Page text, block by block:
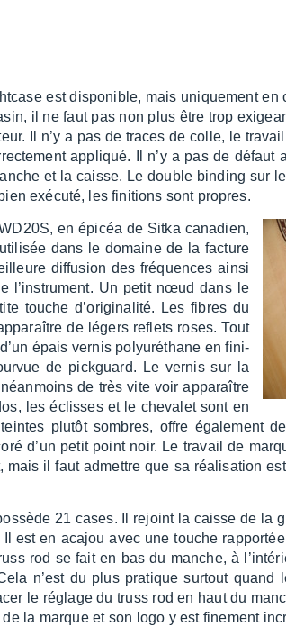
est dispo­nible, mais unique­ment en
il ne faut pas non plus être trop
Il n’y a pas de traces de colle, le
appliqué. Il n’y a pas de défaut
et la caisse. Le double binding sur
exécuté, les fini­tions sont propres.
en épicéa de Sitka cana­dien,
dans le domaine de la facture
diffu­sion des fréquences ainsi
l’ins­tru­ment. Un petit nœud dans le
touche d’ori­gi­na­lité. Les fibres du
de légers reflets roses. Tout
épais vernis poly­uré­thane en fini­
de pick­guard. Le vernis sur la
de très vite voir appa­raître
les éclisses et le cheva­let sont en
plutôt sombres, offre égale­ment
d’un petit point noir. Le travail de
mais il faut admettre que sa réali­sa­tion
21 cases. Il rejoint la caisse de la
Il est en acajou avec une touche
rod se fait en bas du manche, à
n’est du plus pratique surtout quand
le réglage du truss rod en haut du
la marque et son logo y est fine­ment